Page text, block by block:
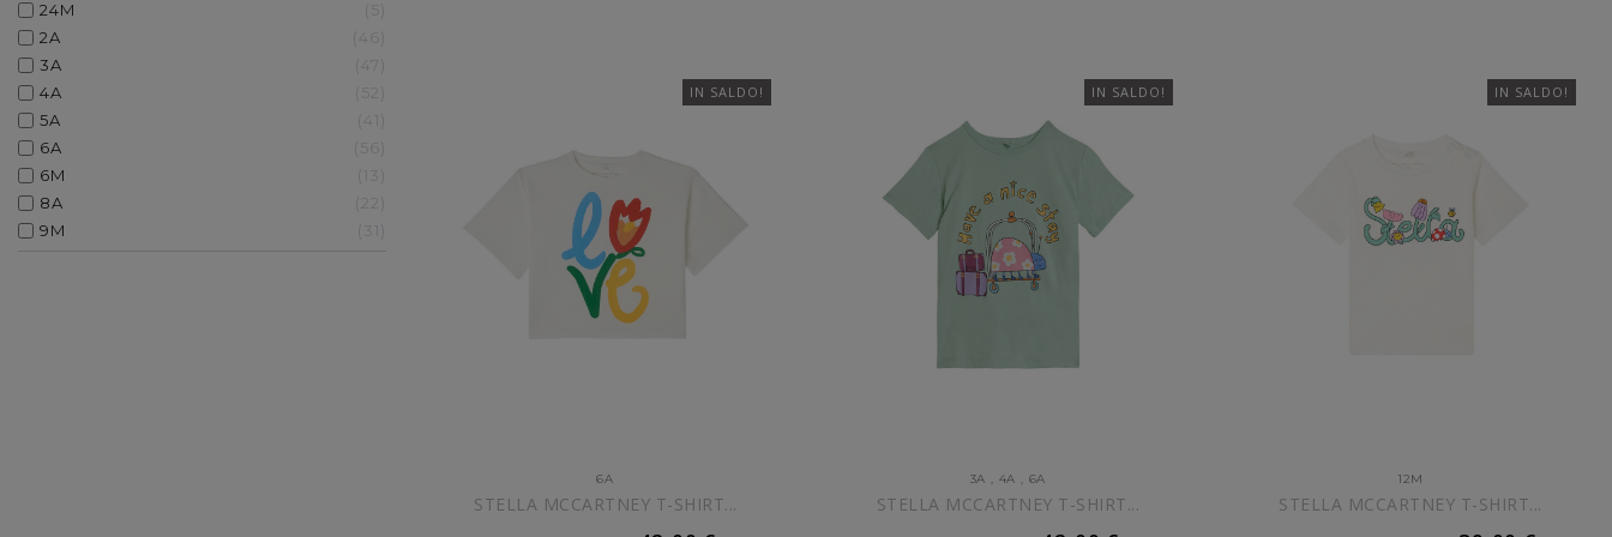
24M
2A
46
3A
47
4A
5A
41
6A
6M
13
8A
9M
31
IN SALDO!
6A
STELLA MCCARTNEY T-SHIRT...
IN SALDO!
3A , 4A , 6A
STELLA MCCARTNEY T-SHIRT...
IN SALDO!
12M
STELLA MCCARTNEY T-SHIRT...